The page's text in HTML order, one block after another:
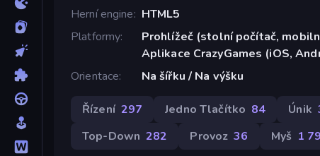
Herní engine
HTML5
Platformy
Prohlížeč (stolní počítač,
Aplikace CrazyGames (iOS,
Orientace
Na šířku / Na výšku
Řízení 297 Jedno Tlačítko 84 Únik
Top-Down 282 Provoz 36 Myš 1